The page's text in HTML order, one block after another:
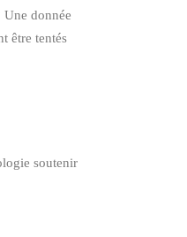
donnée
être tentés
soutenir